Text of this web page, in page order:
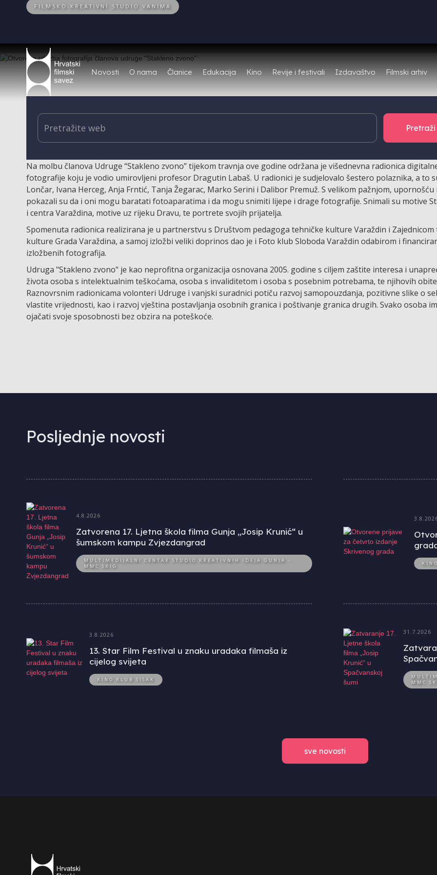
FILMSKO-KREATIVNI STUDIO VANIMA
Novosti O nama Članice Edukacija Kino Revije i festivali Izdavaštvo Filmski arhiv
U sklopu programa “Podrum ponedjeljkom” kojeg već sedmu sezonu organizira Filmsko-kreativni studio
ponedjeljak 8. listopada u varaždinskom Centru za mlade i nezavisnu kulturu P4 svečano je otvorena skupna
Na molbu članova Udruge “Stakleno zvono” tijekom travnja ove godine održana je višednevna radionica
fotografije koju je vodio umirovljeni profesor Dragutin Labaš. U radionici je sudjelovalo šestero polaznika, a to
Lončar, Ivana Herceg, Anja Frntić, Tanja Žegarac, Marko Serini i Dalibor Premuž. S velikom pažnjom, upornošću
pokazali su da i oni mogu baratati fotoaparatima i da mogu snimiti lijepe i drage fotografije. Snimali su motive
i centra Varaždina, motive uz rijeku Dravu, te portrete svojih prijatelja.
Spomenuta radionica realizirana je u partnerstvu s Društvom pedagoga tehničke kulture Varaždin i Zajednicom
kulture Grada Varaždina, a samoj izložbi veliki doprinos dao je i Foto klub Sloboda Varaždin odabirom i
izložbenih fotografija.
Udruga "Stakleno zvono" je kao neprofitna organizacija osnovana 2005. godine s ciljem zaštite interesa i
života osoba s intelektualnim teškoćama, osoba s invaliditetom i osoba s posebnim potrebama, te njihovih
Raznovrsnim radionicama volonteri Udruge i vanjski suradnici potiču razvoj samopouzdanja, pozitivne slike o
vlastite vrijednosti, kao i razvoj vještina postavljanja osobnih granica i poštivanje granica drugih. Svako osoba
ojačati svoje sposobnosti bez obzira na poteškoće.
Posljednje novosti
4.8.2026
Zatvorena 17. Ljetna škola filma Gunja „Josip Krunić“ u
šumskom kampu Zvjezdangrad
MULTIMEDIJALNI CENTAR STUDIO KREATIVNIH IDEJA GUNJA -
MMC SKIG
3.8.2026
13. Star Film Festival u znaku uradaka filmaša iz
cijelog svijeta
KINO KLUB SISAK
31.7.2026
MMC
sve novosti